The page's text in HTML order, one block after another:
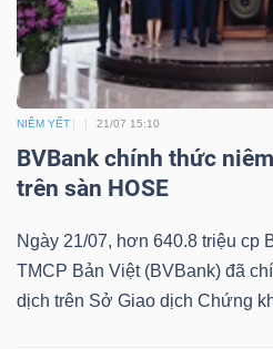
NIÊM YẾT 21/07 15:10
BVBank chính thức
trên sàn HOSE
Ngày 21/07, hơn 640.8 triệu cp
TMCP Bản Việt (BVBank) đã
dịch trên Sở Giao dịch Chứng
Mã
chứng
khoán
(-)
Tất cả Cổ phiếu
Lãnh
đạo
(-)